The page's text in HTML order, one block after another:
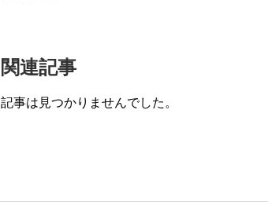
関連記事
記事は見つかりませんでした。